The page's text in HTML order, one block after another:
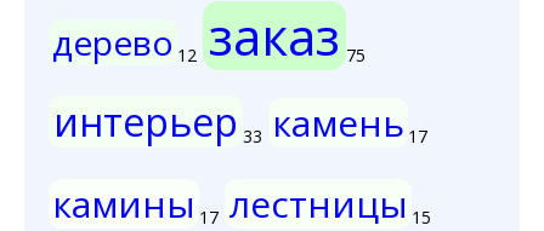
дерево 12 заказ 75
интерьер 33 камень 17
камины 17 лестницы 15